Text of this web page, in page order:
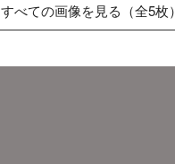
すべての画像を見る（全5枚）